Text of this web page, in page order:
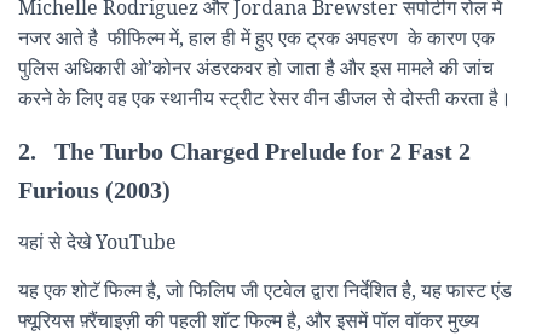
Michelle Rodriguez और Jordana Brewster सपोर्टीग रोल मे
नजर आते है फीफिल्म में, हाल ही में हुए एक ट्रक अपहरण के कारण एक
पुलिस अधिकारी ओ’कोनर अंडरकवर हो जाता है और इस मामले की जांच
करने के लिए वह एक स्थानीय स्ट्रीट रेसर वीन डीजल से दोस्ती करता है।
2. The Turbo Charged Prelude for 2 Fast 2
Furious (2003)
यहां से देखे YouTube
यह एक शोटॅ फिल्म है, जो फिलिप जी एटवेल द्वारा निर्देशित है, यह फास्ट एंड
फ्यूरियस फ़्रैंचाइज़ी की पहली शॉट फिल्म है, और इसमें पॉल वॉकर मुख्य